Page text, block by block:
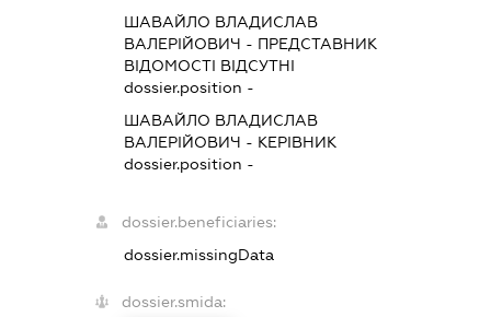
ШАВАЙЛО ВЛАДИСЛАВ
ВАЛЕРІЙОВИЧ - ПРЕДСТАВНИК
ВІДОМОСТІ ВІДСУТНІ
dossier.position -
ШАВАЙЛО ВЛАДИСЛАВ
ВАЛЕРІЙОВИЧ - КЕРІВНИК
dossier.position -
dossier.beneficiaries:
dossier.missingData
dossier.smida: